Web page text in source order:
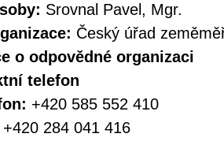
Srovnal Pavel, Mgr.
Český úřad
o odpovědné organizaci
telefon
+420 585 552 410
+420 284 041 416